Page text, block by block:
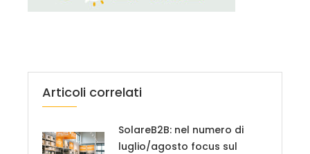
Articoli correlati
SolareB2B: nel numero di
luglio/agosto focus sul